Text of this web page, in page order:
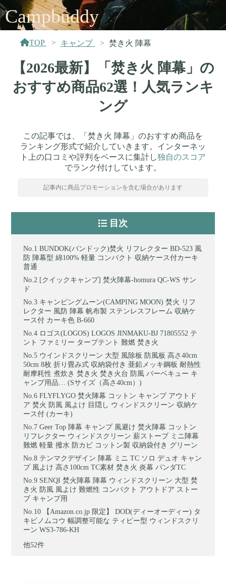
Campbuddy
TOP キャンプ 焚き火 陣幕
【2026最新】「焚き火 陣幕」の
おすすめ商品62選！人気ランキ
ング
この記事では、「焚き火 陣幕」のおすすめ商品を
ランキング形式で紹介していきます。インターネッ
ト上の口コミや評判をベースに集計し独自のスコア
でランク付けしています。
記事内に商品プロモーションを含む場合があります
目次
BUNDOK(バンドック)焚火 リフレクター BD-523 風
防 陣幕型 綿100% 軽量 コンパクト 収納ケース付カーキ
普通
[クイックキャンプ] 焚火陣幕-homura QC-WS サン
ド
キャンピングムーン(CAMPING MOON) 焚火 リフ
レクター 風防 陣幕 帆布製 ステンレスフレーム 収納ケ
ース付 カーキ色 B-660
ロゴス(LOGOS) LOGOS JINMAKU-BJ 71805552 テ
ント ファミリー タープテント 難燃 焚き火
ウインドスクリーン 大型 風除板 防風板 高さ40cm
50cm 8枚 折り畳み式 収納袋付き 亜鉛メッキ鋼板 耐熱性
耐摩耗性 煮炊き 焚き火 焚き火台 防風 バーベキュー キ
ャンプ用品… (Sサイズ（高さ40cm）)
FLYFLYGO 焚火陣幕 コットン キャンプ アウトド
ア 焚火 防風 風よけ 目隠し ウィンドスクリーン 収納ケ
ース付 (カーキ)
Geer Top 陣幕 キャンプ 風避け 焚火陣幕 コットン
リフレクター ウィンドスクリーン 薪ストーブ ミニ陣幕
難燃 軽量 撥水 防カビ コットン製 収納袋付き グリーン
テンマクデザイン 陣幕 ミニ TC ソロ デュオ キャン
プ 風よけ 高さ100cm TC素材 焚き火 炎幕 パンダTC
SENQI 焚火陣幕 陣幕 ウィンドスクリーン 大型 焚
き火 防風 風よけ 難燃性 コンパクト アウトドア ストー
ブ キャンプ用
【Amazon.co.jp 限定】 DOD(ディーオーディー) タ
キビノムコウ 幅調整可能な ティピー型 ウィンドスクリ
ーン WS3-786-KH
他52件